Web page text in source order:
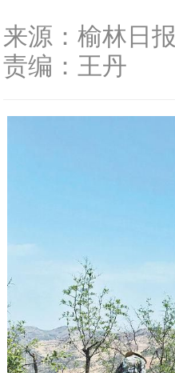
来源：榆林日报
责编：王丹